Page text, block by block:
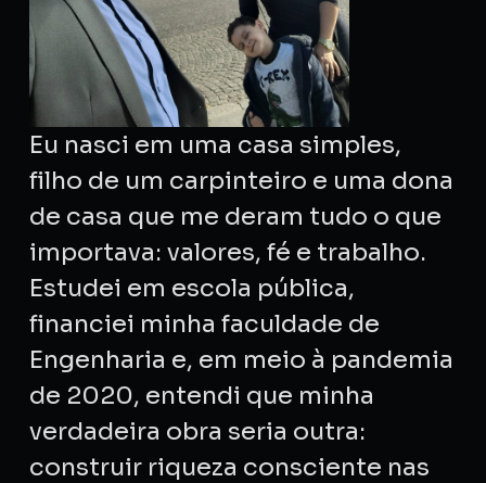
Eu nasci em uma casa simples,
filho de um carpinteiro e uma dona
de casa que me deram tudo o que
importava: valores, fé e trabalho.
Estudei em escola pública,
financiei minha faculdade de
Engenharia e, em meio à pandemia
de 2020, entendi que minha
verdadeira obra seria outra:
construir riqueza consciente nas